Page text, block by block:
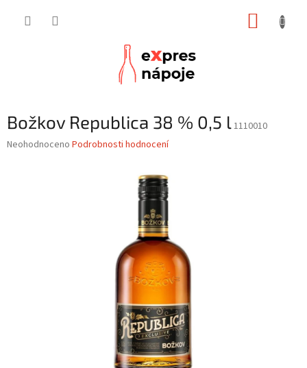
Božkov Republica 38 % 0,5 l1110010
Průměrné
Neohodnoceno Podrobnosti hodnocení